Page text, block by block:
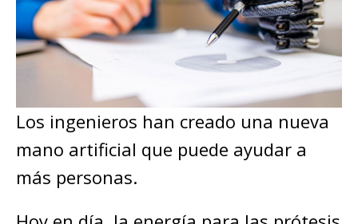
Los ingenieros han creado una nueva
mano artificial que puede ayudar a
más personas.